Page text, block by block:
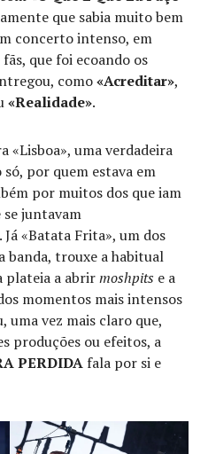
que sabia muito bem
concerto intenso, em
que foi ecoando os
como«Acreditar»,
«Realidade».
«Lisboa», uma verdadeira
por quem estava em
por muitos dos que iam
se juntavam
«Batata Frita», um dos
banda, trouxe a habitual
plateia a abrirmoshpits e a
momentos mais intensos
uma vez mais claro que,
produções ou efeitos, a
PERDIDA fala por si e